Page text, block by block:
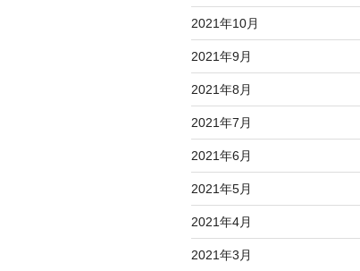
2021年10月
2021年9月
2021年8月
2021年7月
2021年6月
2021年5月
2021年4月
2021年3月